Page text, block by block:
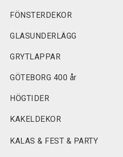
FÖNSTERDEKOR
GLASUNDERLÄGG
GRYTLAPPAR
GÖTEBORG 400 år
HÖGTIDER
KAKELDEKOR
KALAS & FEST & PARTY